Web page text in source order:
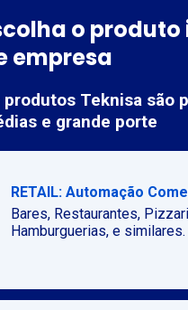
o
empresa
produtos Teknisa são
e grande porte
RETAIL: Automação
Bares, Restaurantes,
Hamburguerias, e similares.